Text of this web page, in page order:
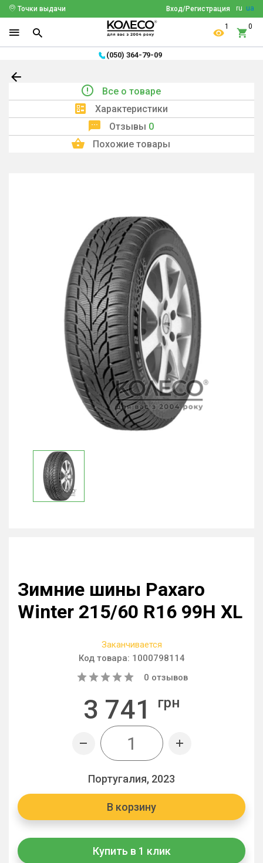
ru ua
Вход/Регистрация
Точки выдачи
1 0
(050) 364-79-09
Все о товаре
Характеристики
Отзывы 0
Похожие товары
Зимние шины Paxaro
Winter 215/60 R16 99H XL
Заканчивается
Код товара: 1000798114
0 отзывов
3 741 грн
Португалия, 2023
В корзину
Купить в 1 клик